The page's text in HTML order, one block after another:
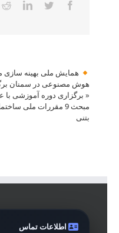
Facebook
Twitter
همایش ملی بهینه سازی
هوش مصنوعی در سمنان
« برگزاری دوره آموزشی با
مبحث 9 مقررات ملی
بتنی
اطلاعات تماس